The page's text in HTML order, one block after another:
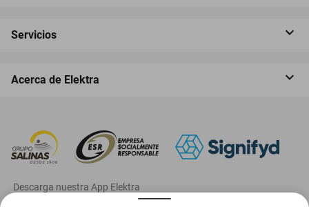
Servicios
Acerca de Elektra
‎ Descarga nuestra App Elektra